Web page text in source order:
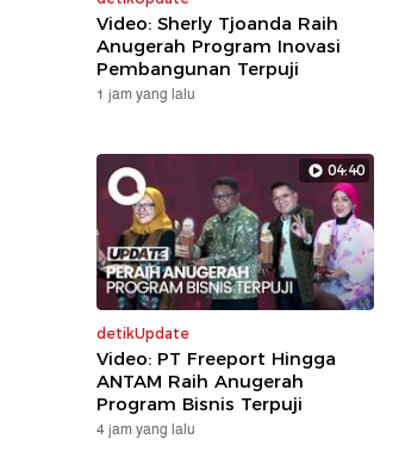
Video: Sherly Tjoanda Raih
Anugerah Program Inovasi
Pembangunan Terpuji
1 jam yang lalu
04:40
detikUpdate
Video: PT Freeport Hingga
ANTAM Raih Anugerah
Program Bisnis Terpuji
4 jam yang lalu